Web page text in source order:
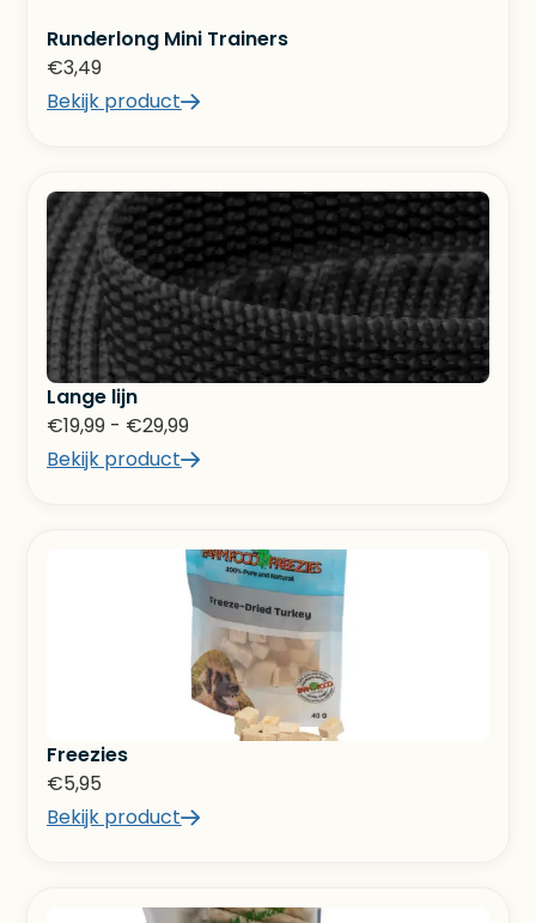
Runderlong Mini Trainers
€3,49
Bekijk product
Lange lijn
€19,99 - €29,99
Bekijk product
Freezies
€5,95
Bekijk product